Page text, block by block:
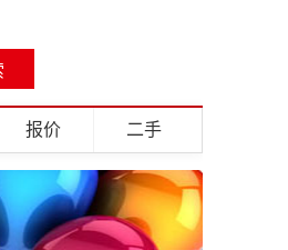
报价 二手